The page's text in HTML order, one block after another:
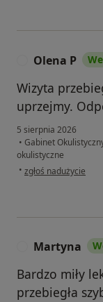
Olena P
Wizyta
uprzejmy.
5 sierpnia 2026
• Gabinet
okulistyczne
• w opinii użytkownika
zgłoś nadużycie
Martyna
Bardzo miły
przebiegła